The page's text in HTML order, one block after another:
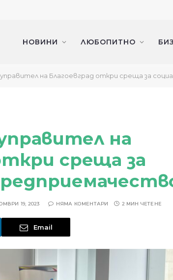
НОВИНИ ЛЮБОПИТНО
на Благоевград откри среща за
на
среща за
19, 2023 НЯМА КОМЕНТАРИ 2 МИН ЧЕТЕНЕ
Email